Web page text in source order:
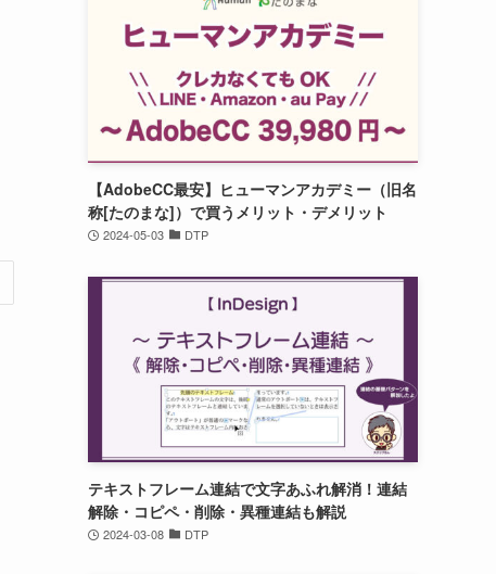
【AdobeCC最安】ヒューマンアカデミー（旧名
称[たのまな]）で買うメリット・デメリット
2024-05-03 DTP
テキストフレーム連結で文字あふれ解消！連結
解除・コピペ・削除・異種連結も解説
2024-03-08 DTP